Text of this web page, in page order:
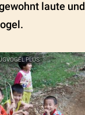
laute und
PLUS